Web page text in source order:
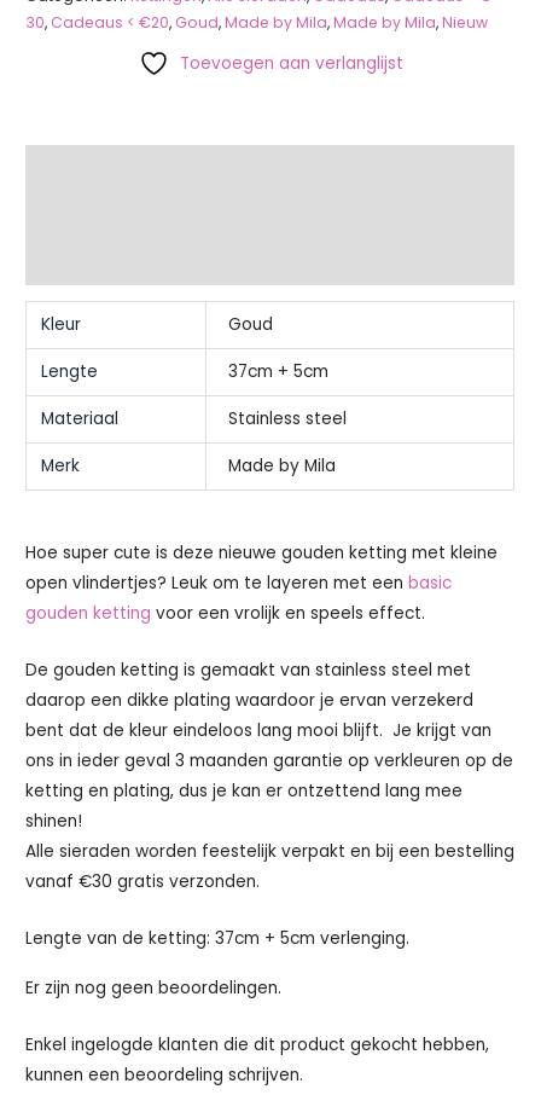
30, Cadeaus < €20, Goud,Made by Mila,Made by Mila,Nieuw
Toevoegen aan verlanglijst
Kleur Goud
Lengte 37cm + 5cm
Materiaal Stainless steel
Merk Made by Mila
Hoe super cute is deze nieuwe gouden ketting met kleine
open vlindertjes? Leuk om te layeren met eenbasic
gouden ketting voor een vrolijk en speels effect.
De gouden ketting is gemaakt van stainless steel met
daarop een dikke plating waardoor je ervan verzekerd
bent dat de kleur eindeloos lang mooi blijft. Je krijgt van
ons in ieder geval 3 maanden garantie op verkleuren op de
ketting en plating, dus je kan er ontzettend lang mee
shinen!
Alle sieraden worden feestelijk verpakt en bij een bestelling
vanaf €30 gratis verzonden.
Lengte van de ketting: 37cm + 5cm verlenging.
Er zijn nog geen beoordelingen.
Enkel ingelogde klanten die dit product gekocht hebben,
kunnen een beoordeling schrijven.